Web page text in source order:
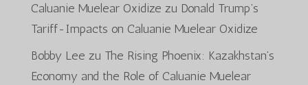
Caluanie Muelear Oxidize zu Donald Trump’s
Tariff-Impacts on Caluanie Muelear Oxidize
Bobby Lee zu The Rising Phoenix: Kazakhstan’s
Economy and the Role of Caluanie Muelear